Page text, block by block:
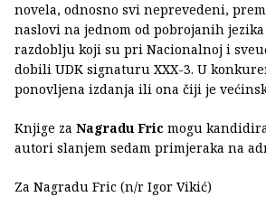
novela, odnosno svi neprevedeni,
naslovi na jednom od pobrojanih
razdoblju koji su pri Nacionalnoj i
dobili UDK signaturu XXX-3. U
ponovljena izdanja ili ona čiji je
Knjige za Nagradu Fric mogu
autori slanjem sedam primjeraka na
Za Nagradu Fric (n/r Igor Vikić)